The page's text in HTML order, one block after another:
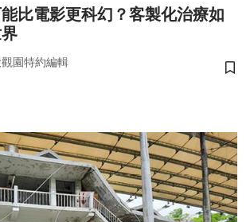
比電影更科幻？客製化治療如
園特約編輯
儲